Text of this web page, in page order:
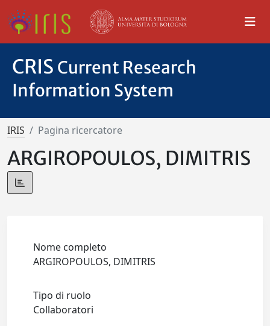
CRIS Current Research
Information System
IRIS Pagina ricercatore
ARGIROPOULOS, DIMITRIS
Nome completo
ARGIROPOULOS, DIMITRIS
Tipo di ruolo
Collaboratori